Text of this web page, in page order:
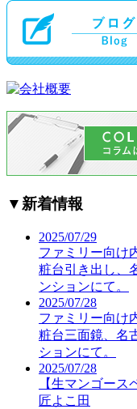
▼新着情報
2025/07/29
ファミリー向け
粧台引き出し、
ンションにて。
2025/07/28
ファミリー向け
粧台三面鏡、名
ションにて。
2025/07/28
【生マンゴー
匠よこ田